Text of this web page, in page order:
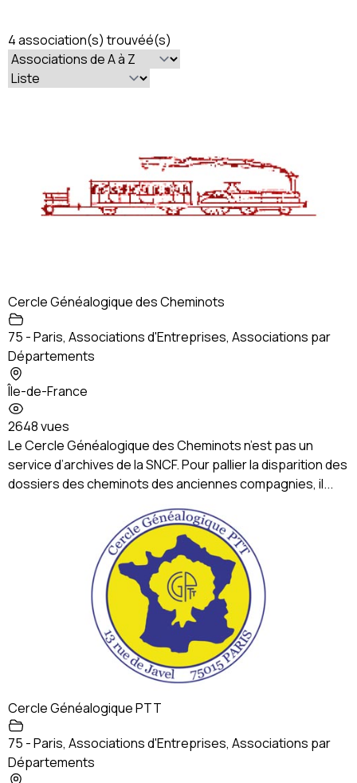
4 association(s) trouvéé(s)
Cercle Généalogique des Cheminots
75 - Paris, Associations d'Entreprises, Associations par
Départements
Île-de-France
2648 vues
Le Cercle Généalogique des Cheminots n’est pas un
service d’archives de la SNCF. Pour pallier la disparition des
dossiers des cheminots des anciennes compagnies, il...
Cercle Généalogique PTT
75 - Paris, Associations d'Entreprises, Associations par
Départements